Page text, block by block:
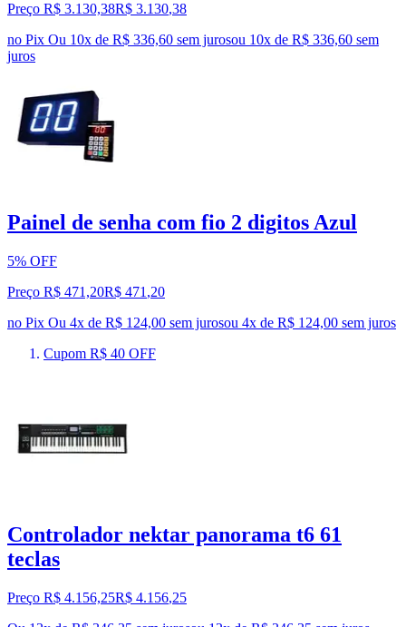
Preço R$ 3.130,38R$ 3.130,38
no Pix Ou 10x de R$ 336,60 sem jurosou 10x de R$ 336,60 sem
juros
Painel de senha com fio 2 digitos Azul
5% OFF
Preço R$ 471,20R$ 471 ,20
no Pix Ou 4x de R$ 124,00 sem jurosou 4x de R$ 124,00 sem juros
Cupom R$ 40 OFF
Controlador nektar panorama t6 61
teclas
Preço R$ 4.156,25R$ 4.156,25